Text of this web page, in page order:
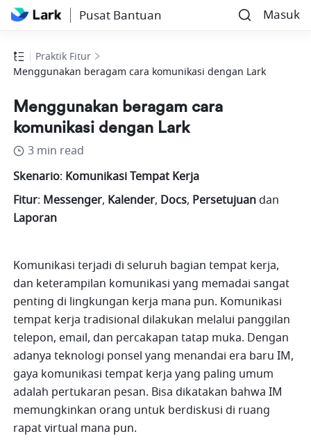
Pusat Bantuan Masuk
Praktik Fitur
Menggunakan beragam cara komunikasi dengan Lark
Menggunakan beragam cara
komunikasi dengan Lark
3 min read
Skenario: Komunikasi Tempat Kerja
Fitur: Messenger, Kalender, Docs, Persetujuan dan
Laporan
Komunikasi terjadi di seluruh bagian tempat kerja,
dan keterampilan komunikasi yang memadai sangat
penting di lingkungan kerja mana pun. Komunikasi
tempat kerja tradisional dilakukan melalui panggilan
telepon, email, dan percakapan tatap muka. Dengan
adanya teknologi ponsel yang menandai era baru IM,
gaya komunikasi tempat kerja yang paling umum
adalah pertukaran pesan. Bisa dikatakan bahwa IM
memungkinkan orang untuk berdiskusi di ruang
rapat virtual mana pun.